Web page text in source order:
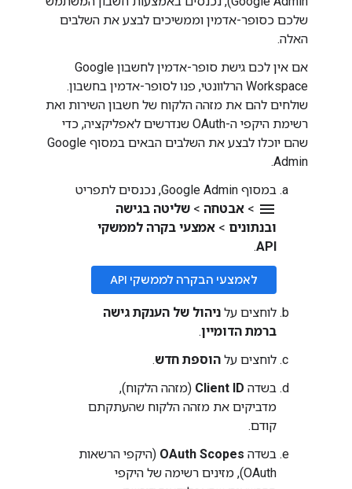
שלכם כסופר-אדמין וממשיכים לבצע את השלבים
האלה.
אם אין לכם גישת סופר-אדמין לחשבון Google
Workspace הרלוונטי, פנו לסופר-אדמין בחשבון.
שולחים להם את מזהה הלקוח של חשבון השירות ואת
רשימת היקפי ה-OAuth שנדרשים לאפליקציה, כדי
שהם יוכלו לבצע את השלבים הבאים במסוף Google
Admin.
במסוף Google Admin, נכנסים לתפריט
menu
> אבטחה > שליטה בגישה
ובנתונים > אמצעי בקרה לממשקי
API
.
לאמצעי הבקרה לממשקי API
לוחצים על ניהול של הענקת גישה
ברמת הדומיין.
לוחצים על הוספת חדש.
בשדה Client ID (מזהה הלקוח),
מדביקים את מזהה הלקוח שהעתקתם
קודם.
בשדה OAuth Scopes (היקפי הרשאות
OAuth), מזינים רשימה של היקפי